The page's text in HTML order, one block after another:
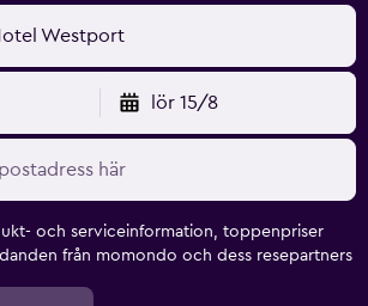
Westport
lör 15/8
och serviceinformation, toppenpriser
från momondo och dess resepartners